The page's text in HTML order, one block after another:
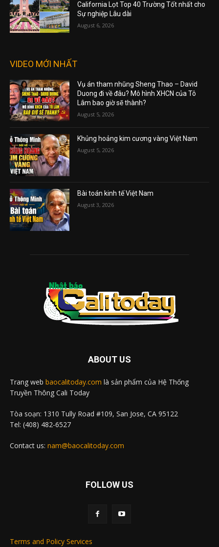
California Lọt Top 40 Trường Tốt nhất cho
Sự nghiệp Lâu dài
August 6, 2026
VIDEO MỚI NHẤT
Vụ án tham nhũng Sheng Thao – David
Duong đi về đâu? Mô hình XHCN của Tô
Lâm bao giờ sẽ thành?
August 5, 2026
Khủng hoảng kim cương vàng Việt Nam
August 5, 2026
Bài toán kinh tế Việt Nam
August 3, 2026
ABOUT US
Trang web baocalitoday.com là sản phẩm của Hệ Thống
Truyền Thông Cali Today
Tòa soạn: 1310 Tully Road #109, San Jose, CA 95122
Tel: (408) 482-6527
Contact us: nam@baocalitoday.com
FOLLOW US
Terms and Policy Services